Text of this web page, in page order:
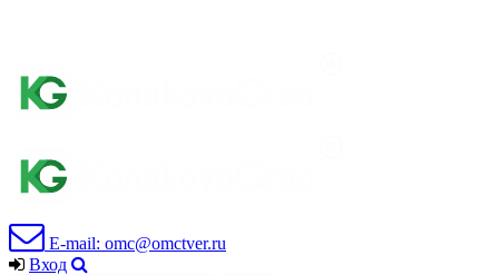
E-mail: omc@omctver.ru
Вход